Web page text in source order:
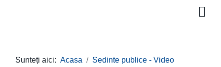
Sunteți aici: Acasa
Sedinte publice - Video